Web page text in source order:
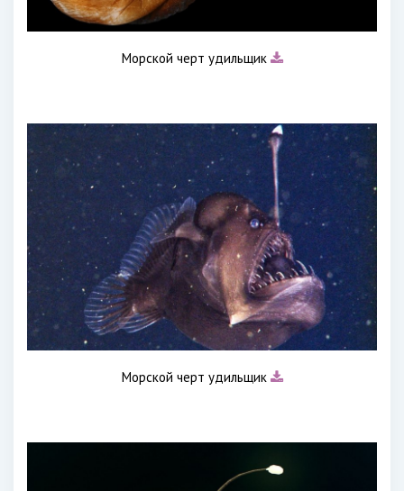
Морской черт удильщик
Морской черт удильщик